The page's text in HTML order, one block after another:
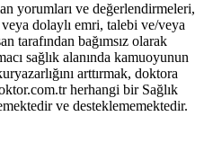
yorumları ve değerlendirmeleri,
dolaylı emri, talebi ve/veya
tarafından bağımsız olarak
sağlık alanında kamuoyunun
arttırmak, doktora
herhangi bir Sağlık
ve desteklememektedir.